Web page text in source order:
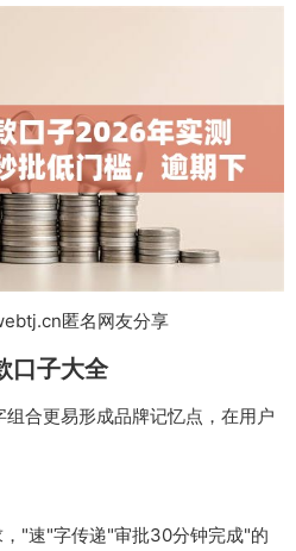
匿名网友分享
口子大全
合更易形成品牌记忆点，在用户
"速"字传递"审批30分钟完成"的